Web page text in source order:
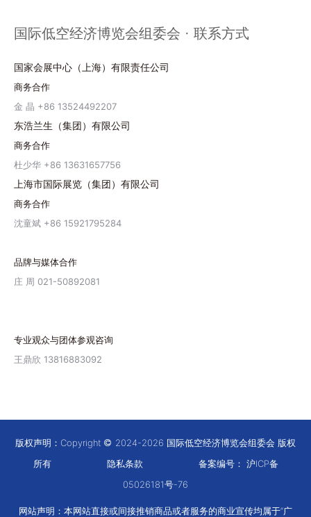
国际低空经济博览会组委会 · 联系方式
国家会展中心（上海）有限责任公司
商务合作
金 晶 +86 13524492207
东浩兰生（集团）有限公司
商务合作
杜少华 +86 13631657756
上海市国际展览（集团）有限公司
商务合作
沈童斌 +86 15921795284
品牌与媒体合作
庄 周 021-50892081
专业观众与团体参观咨询
王鼎欣 13816883092
版权声明：Copyright
2024-2026 国际低空经济博览会组委会 版权
所有
隐私条款 备案编号： 沪ICP备
05026181号-76
网站声明：本网站直接或间接推销商品或者服务的商业宣传均属于“广